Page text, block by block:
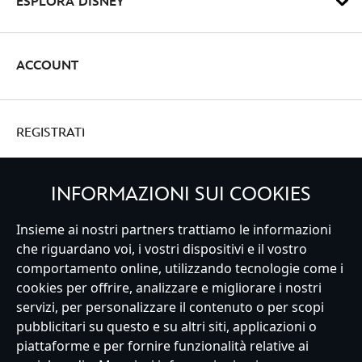
ACCOUNT
REGISTRATI
Italy
Servizio Clienti Termini d'Uso Trova Negozio
Mappa del Sito
Normativa Europea sul trattamento dei dati personali
Informativa sulla privacy
Politica dei Cookie
Informativa sulla privacy UE
Termini e Condizioni generali
INFORMAZIONI SUI COOKIES
Insieme ai nostri partners trattiamo le informazioni
che riguardano voi, i vostri dispositivi e il vostro
comportamento online, utilizzando tecnologie come i
cookies per offrire, analizzare e migliorare i nostri
servizi, per personalizzare il contenuto o per scopi
pubblicitari su questo e su altri siti, applicazioni o
piattaforme e per fornire funzionalità relative ai